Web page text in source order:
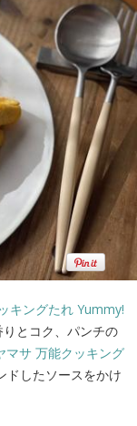
キングたれ Yummy!
とコク、パンチの
マサ 万能クッキング
ドしたソースをかけ